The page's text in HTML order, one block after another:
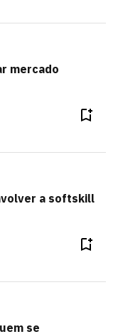
mercado
a softskill
se